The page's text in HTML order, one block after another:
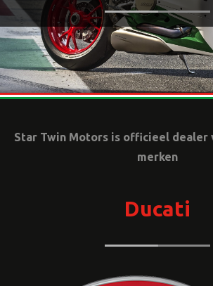
Star Twin Motors is officieel dealer
merken
Ducati